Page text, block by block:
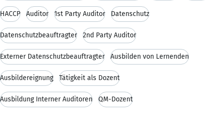
HACCP Auditor 1st Party Auditor Datenschutz
Datenschutzbeauftragter 2nd Party Auditor
Externer Datenschutzbeauftragter Ausbilden von Lernenden
Ausbildereignung Tätigkeit als Dozent
Ausbildung Interner Auditoren QM-Dozent